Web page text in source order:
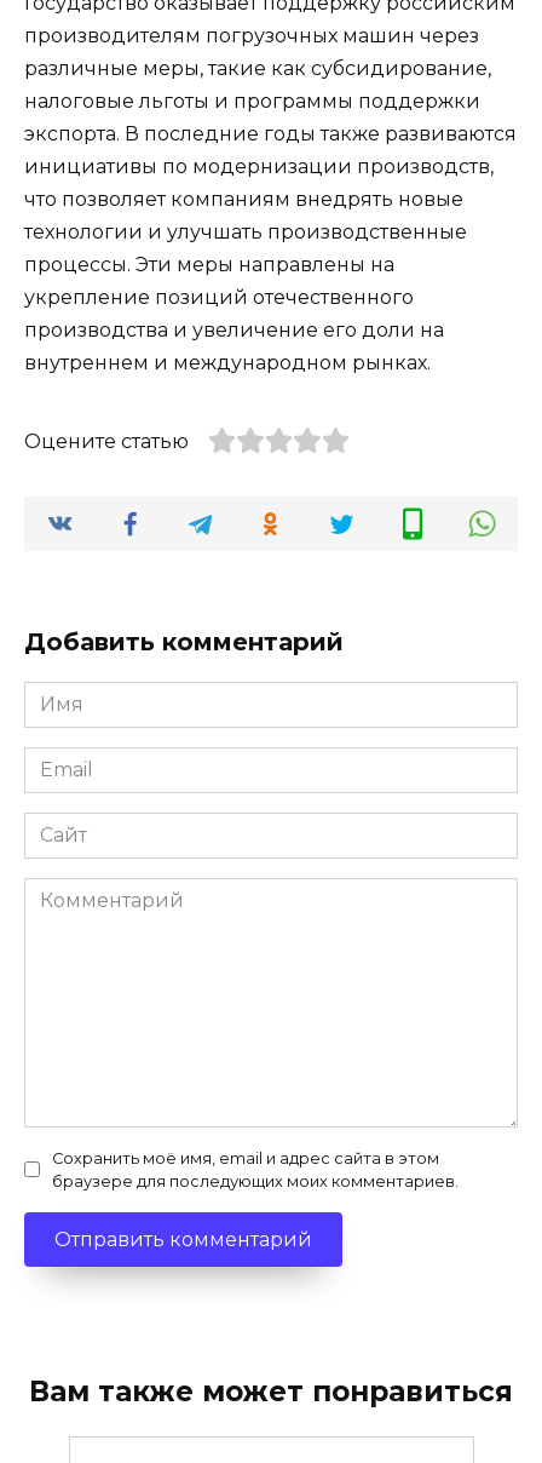
производителям погрузочных машин через
различные меры, такие как субсидирование,
налоговые льготы и программы поддержки
экспорта. В последние годы также развиваются
инициативы по модернизации производств,
что позволяет компаниям внедрять новые
технологии и улучшать производственные
процессы. Эти меры направлены на
укрепление позиций отечественного
производства и увеличение его доли на
внутреннем и международном рынках.
Оцените статью
Добавить комментарий
Имя
*
Email
*
Сайт
Комментарий
Сохранить моё имя, email и адрес сайта в этом
браузере для последующих моих комментариев.
Вам также может понравиться